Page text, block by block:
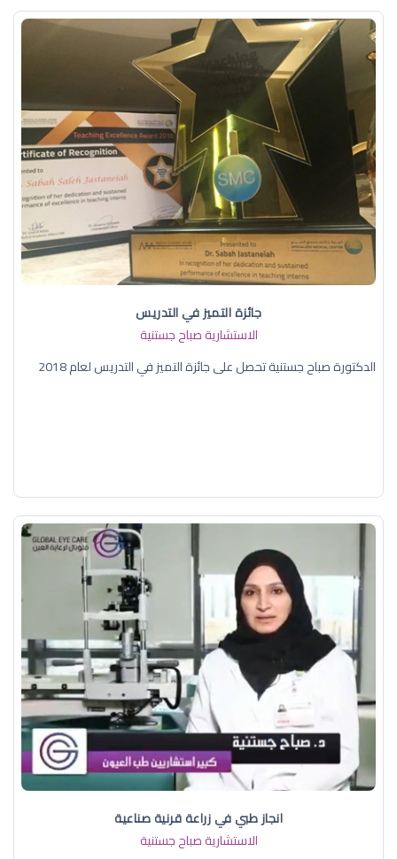
جائزة التميز في التدريس
الاستشارية صباح جستنية
الدكتورة صباح جستنية تحصل على جائزة التميز في التدريس لعام 2018
انجاز طبي في زراعة قرنية صناعية
الاستشارية صباح جستنية